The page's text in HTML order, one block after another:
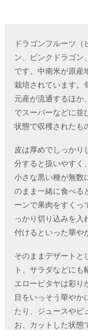
ドラゴンフルーツ
ン、ピンクドラゴン
です。中南米が原産
栽培されています。
元産が流通するほか
でスーパーなどに並
状態で収穫されたも
皮は厚めでしっかり
分すると扱いやすく
小さな黒い種が無数
のまま一緒に食べる
ーンで果肉をすくっ
っかり切り込みを入
付けるといった華や
そのままデザートと
ト、サラダなどに
エローピタヤは彩り
目をいっそう華やか
たり、ジュースやピ
お、カットした状態